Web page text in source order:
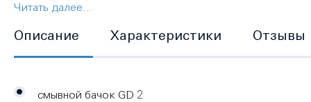
скрытого монтажа вы обеспечиваете оптимальный
никаких инструментов для подключения
цвета хром. Простота монтажа и превосходная
Читать далее...
Описание
смывной бачок GD 2
Характеристики Отзывы